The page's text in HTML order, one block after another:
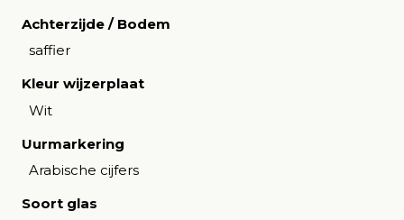
Achterzijde / Bodem
saffier
Kleur wijzerplaat
Wit
Uurmarkering
Arabische cijfers
Soort glas